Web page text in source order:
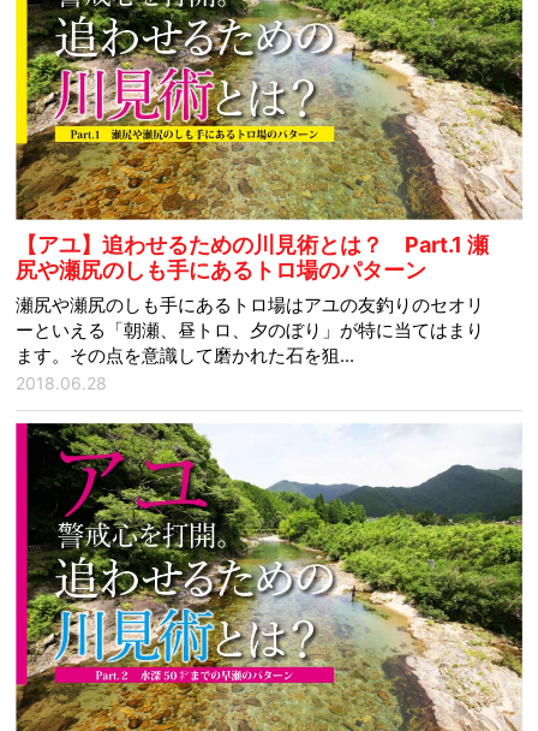
【アユ】追わせるための川見術とは？ Part.1 瀬
尻や瀬尻のしも手にあるトロ場のパターン
瀬尻や瀬尻のしも手にあるトロ場はアユの友釣りのセオリ
ーといえる「朝瀬、昼トロ、夕のぼり」が特に当てはまり
ます。その点を意識して磨かれた石を狙...
2018.06.28